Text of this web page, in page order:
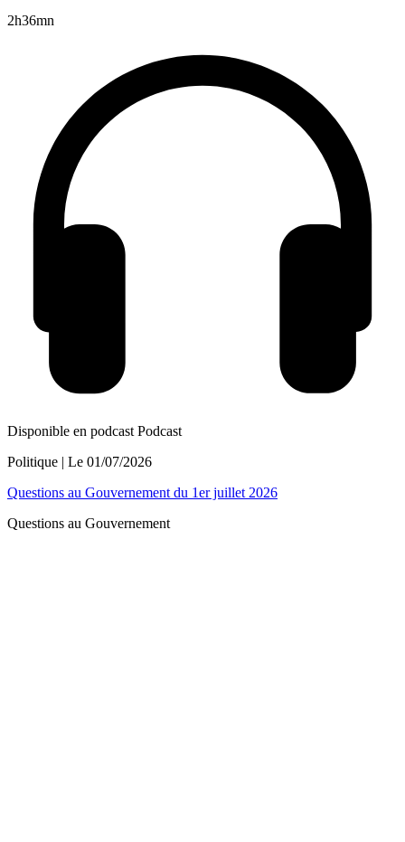
2h36mn
Disponible en podcast Podcast
Politique | Le 01/07/2026
Questions au Gouvernement du 1er juillet 2026
Questions au Gouvernement